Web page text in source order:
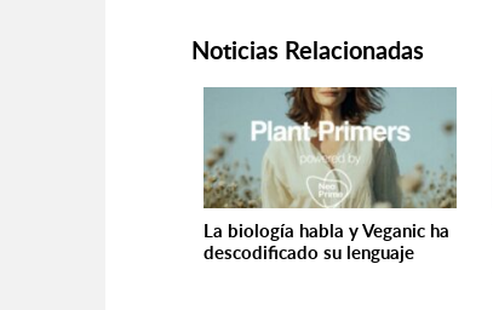
Noticias Relacionadas
La biología habla y Veganic ha
descodificado su lenguaje